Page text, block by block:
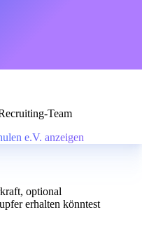
Team
e.V. anzeigen
optional
erhalten könntest